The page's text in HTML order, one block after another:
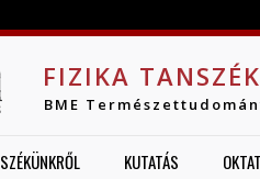
FIZIKA TANSZÉK
BME
KUTATÁS